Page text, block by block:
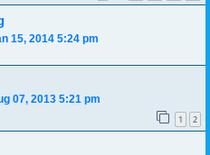
15, 2014 5:24 pm
07, 2013 5:21 pm
1 2